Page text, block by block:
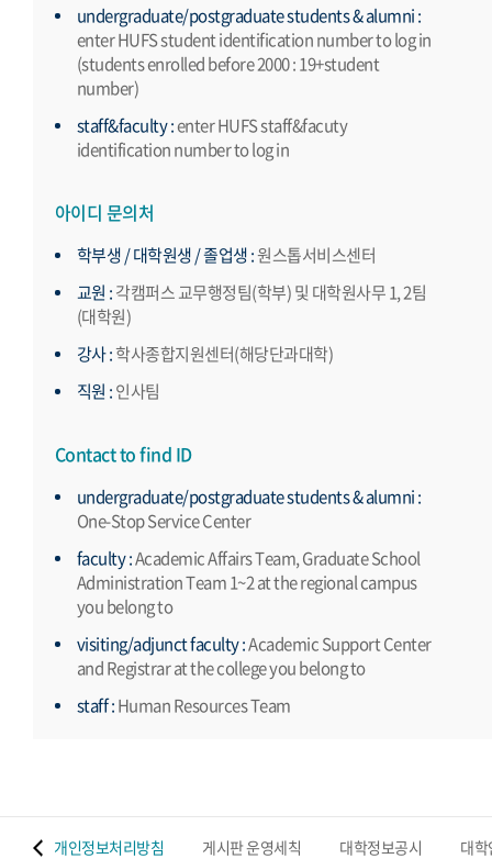
undergraduate/postgraduate students & alumni :
enter HUFS student identification number to log in
(students enrolled before 2000 : 19+student
number)
staff&faculty :enter HUFS staff&facuty
identification number to log in
아이디 문의처
학부생 / 대학원생 / 졸업생 :원스톱서비스센터
교원 :각캠퍼스 교무행정팀(학부) 및 대학원사무 1, 2팀
(대학원)
강사 :학사종합지원센터(해당단과대학)
직원 :인사팀
Contact to find ID
undergraduate/postgraduate students & alumni :
One-Stop Service Center
faculty :Academic Affairs Team, Graduate School
Administration Team 1~2 at the regional campus
you belong to
visiting/adjunct faculty :Academic Support Center
and Registrar at the college you belong to
staff :Human Resources Team
개인정보처리방침 게시판 운영세칙 대학정보공시 대